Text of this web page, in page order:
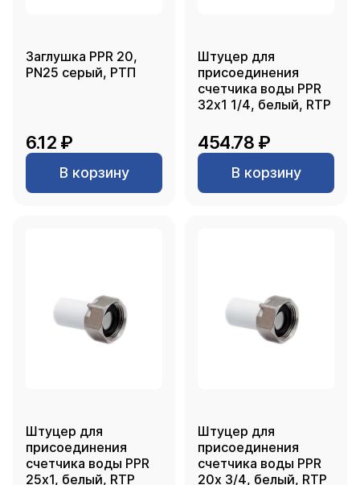
Заглушка PPR 20,
PN25 серый, РТП
6.12 ₽
В корзину
Штуцер для
присоединения
счетчика воды PPR
32х1 1/4, белый, RTP
454.78 ₽
В корзину
Штуцер для
присоединения
счетчика воды PPR
25х1, белый, RTP
Штуцер для
присоединения
счетчика воды PPR
20х 3/4, белый, RTP